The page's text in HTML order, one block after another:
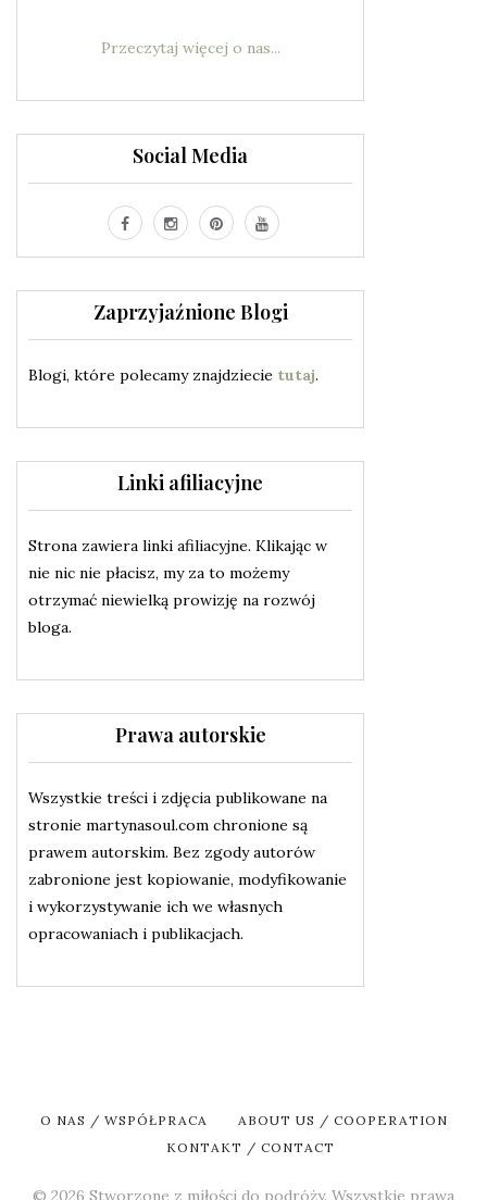
Przeczytaj więcej o nas...
Social Media
Zaprzyjaźnione Blogi
Blogi, które polecamy znajdziecie tutaj.
Linki afiliacyjne
Strona zawiera linki afiliacyjne. Klikając w
nie nic nie płacisz, my za to możemy
otrzymać niewielką prowizję na rozwój
bloga.
Prawa autorskie
Wszystkie treści i zdjęcia publikowane na
stronie martynasoul.com chronione są
prawem autorskim. Bez zgody autorów
zabronione jest kopiowanie, modyfikowanie
i wykorzystywanie ich we własnych
opracowaniach i publikacjach.
O NAS / WSPÓŁPRACA
ABOUT US / COOPERATION
KONTAKT / CONTACT
© 2026 Stworzone z miłości do podróży. Wszystkie prawa